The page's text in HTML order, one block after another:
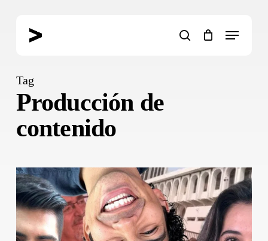
search
Menu
Tag
Producción de
contenido